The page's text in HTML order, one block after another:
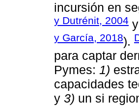
incursión en
y Dutrénit, 2004 y
y García, 2018).
para captar
Pymes: 1)
capacidades
y 3) un si